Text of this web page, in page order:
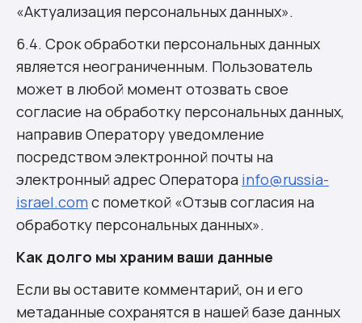
«Актуализация персональных данных».
6.4. Срок обработки персональных данных
является неограниченным. Пользователь
может в любой момент отозвать свое
согласие на обработку персональных данных,
направив Оператору уведомление
посредством электронной почты на
электронный адрес Оператора info@russia-
israel.com с пометкой «Отзыв согласия на
обработку персональных данных».
Как долго мы храним ваши данные
Если вы оставите комментарий, он и его
метаданные сохранятся в нашей базе данных